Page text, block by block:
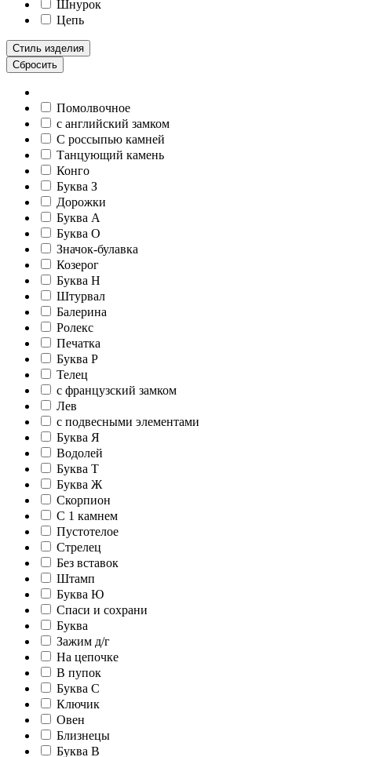
Шнурок
Цепь
Стиль изделия
Сбросить
Помолвочное
c английский замком
С россыпью камней
Танцующий камень
Конго
Буква З
Дорожки
Буква А
Буква О
Значок-булавка
Козерог
Буква Н
Штурвал
Балерина
Ролекс
Печатка
Буква Р
Телец
c французский замком
Лев
c подвесными элементами
Буква Я
Водолей
Буква Т
Буква Ж
Скорпион
С 1 камнем
Пустотелое
Стрелец
Без вставок
Штамп
Буква Ю
Спаси и сохрани
Буква
Зажим д/г
На цепочке
В пупок
Буква С
Ключик
Овен
Близнецы
Буква В